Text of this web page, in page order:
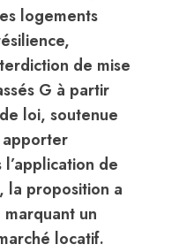
logements
de mise
G à partir
loi, soutenue
apporter
de
la proposition a
un
locatif.